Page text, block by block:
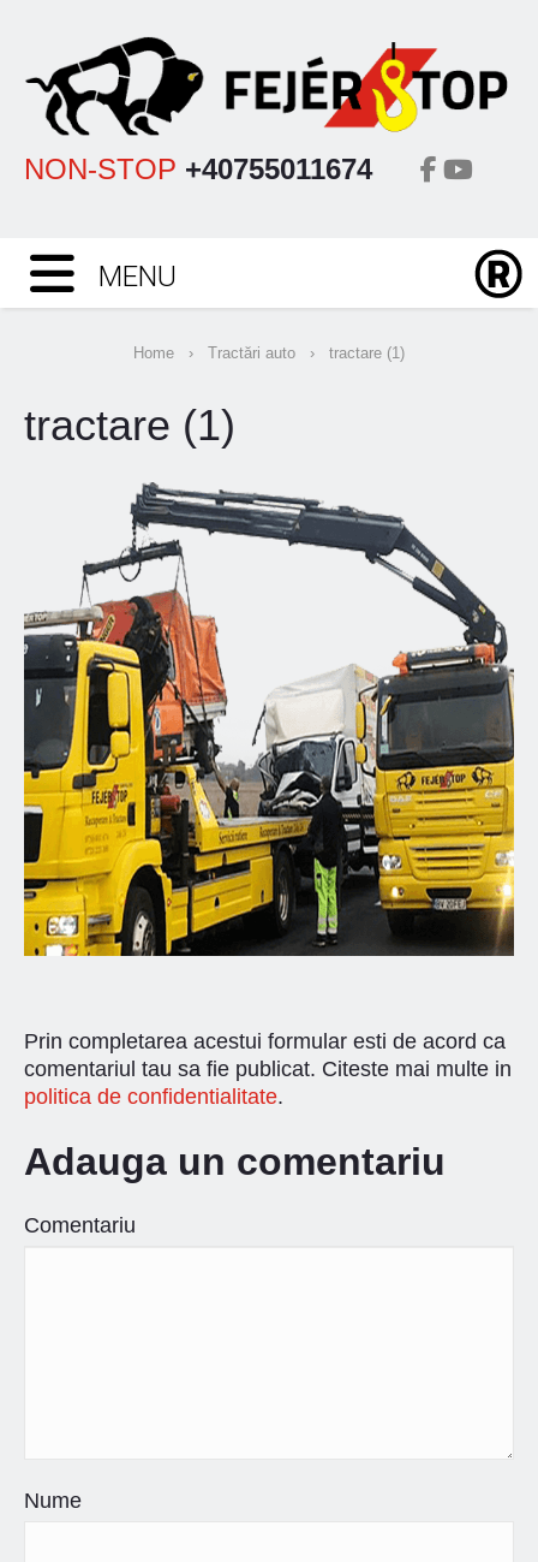
NON-STOP +40755011674
MENU
Home › Tractări auto › tractare (1)
tractare (1)
Prin completarea acestui formular esti de acord ca
comentariul tau sa fie publicat. Citeste mai multe in
politica de confidentialitate.
Adauga un comentariu
Comentariu
Nume